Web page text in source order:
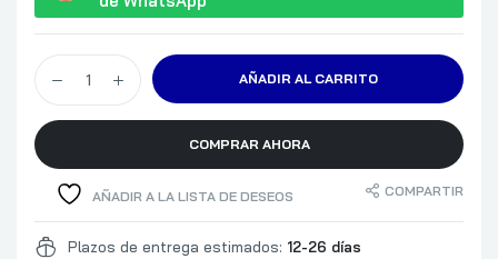
AÑADIR AL CARRITO
COMPRAR AHORA
AÑADIR A LA LISTA DE DESEOS COMPARTIR
Plazos de entrega estimados: 12-26 días